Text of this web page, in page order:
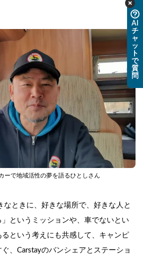
ーで地域活性の夢を語るひとしさん
なときに、好きな場所で、好きな人と
」というミッションや、車でないとい
という考えにも共感して、キャンピ
、Carstayのバンシェアとステーショ
AI
チ
ャ
ッ
ト
で
質
問